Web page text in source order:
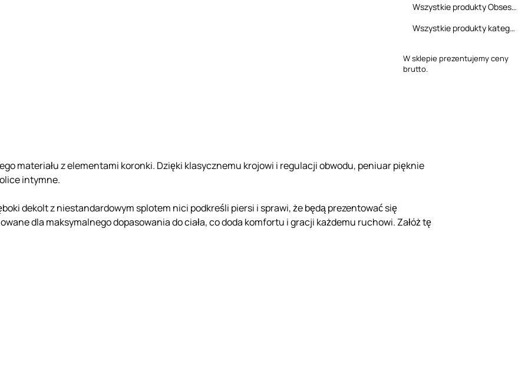
Wszystkie produkty Obsessive
Wszystkie produkty kategorii
W sklepie prezentujemy ceny
brutto.
materiału z elementami koronki. Dzięki klasycznemu krojowi i regulacji obwodu, peniuar pięknie
intymne.
dekolt z niestandardowym splotem nici podkreśli piersi i sprawi, że będą prezentować się
dla maksymalnego dopasowania do ciała, co doda komfortu i gracji każdemu ruchowi. Załóż tę